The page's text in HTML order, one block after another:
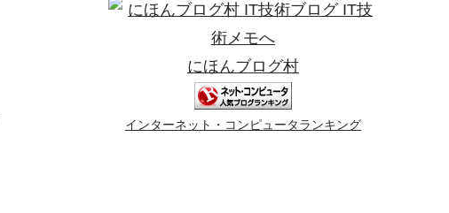
にほんブログ村
インターネット・コンピュータランキング